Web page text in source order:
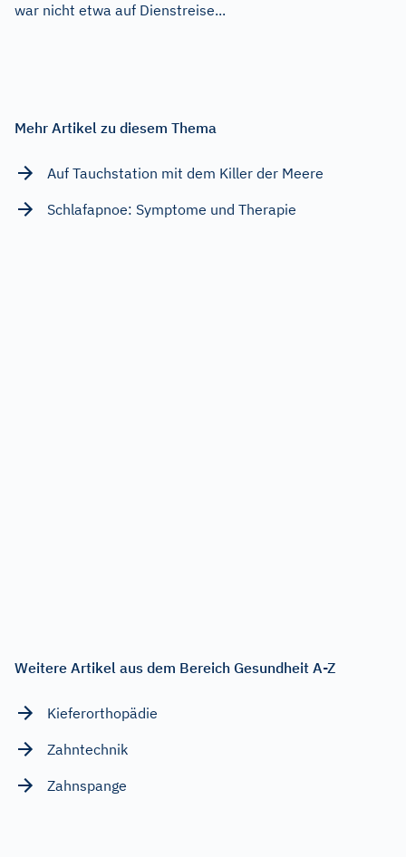
war nicht etwa auf Dienstreise...
Mehr Artikel zu diesem Thema
Auf Tauchstation mit dem Killer der Meere
Schlafapnoe: Symptome und Therapie
Weitere Artikel aus dem Bereich Gesundheit A-Z
Kieferorthopädie
Zahntechnik
Zahnspange